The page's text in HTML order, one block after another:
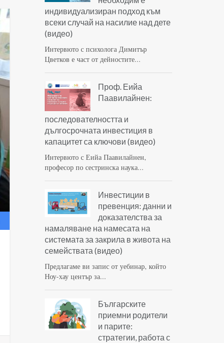
индивидуализиран подход към
всеки случай на насилие над дете
(видео)
Интервюто с психолога Димитър
Цветков е част от дейностите...
Проф. Еийа
Паавилайнен:
последователността и
дългосрочната инвестиция в
капацитет са ключови (видео)
Интервюто с Еийа Паавилайнен,
професор по сестринска наука...
Инвестиции в
превенция: данни и
доказателства за
намаляване на намесата на
системата за закрила в живота на
семействата (видео)
Предлагаме ви запис от уебинар, който
Ноу-хау център за...
Българските
приемни родители
и парите:
стратегии, работа с